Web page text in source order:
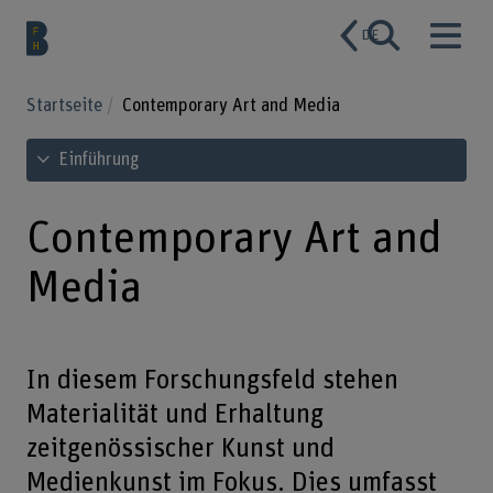
DE
Startseite Contemporary Art and Media
Inhaltsverzeichnis ansehen
Einführung
Contemporary Art and
Media
In diesem Forschungsfeld stehen
Materialität und Erhaltung
zeitgenössischer Kunst und
Medienkunst im Fokus. Dies umfasst